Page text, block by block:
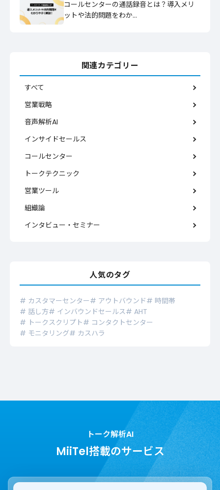
コールセンターの通話録音とは？導入メリ
ットや法的問題をわか…
関連カテゴリー
すべて
営業戦略
音声解析AI
インサイドセールス
コールセンター
トークテクニック
営業ツール
組織論
インタビュー・セミナー
人気のタグ
# カスタマーセンター# アウトバウンド# 時間帯
# 話し方# インバウンドセールス# AHT
# トークスクリプト# コンタクトセンター
# モニタリング# カスハラ
トーク解析AI
MiiTel搭載のサービス